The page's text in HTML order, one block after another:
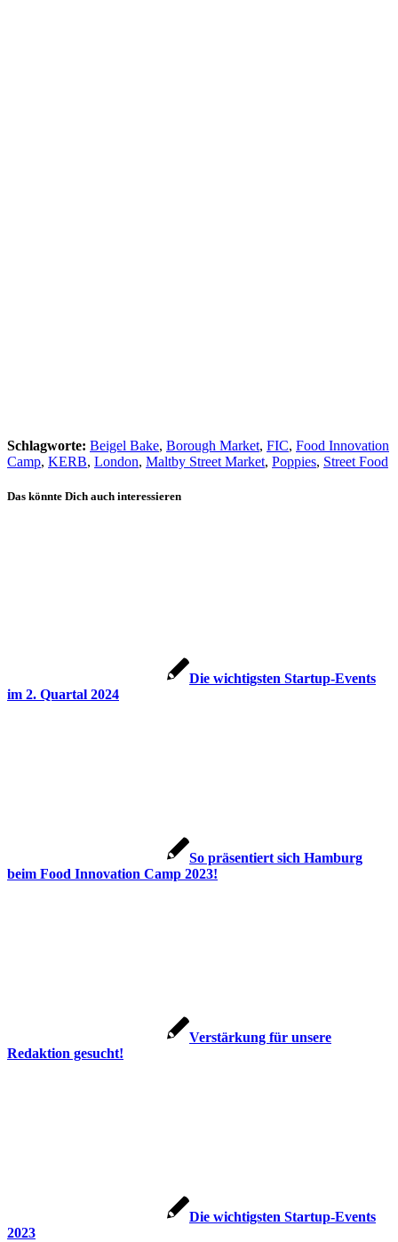
Schlagworte: Beigel Bake, Borough Market, FIC, Food Innovation
Camp, KERB, London, Maltby Street Market, Poppies, Street Food
Das könnte Dich auch interessieren
Die wichtigsten Startup-Events
im 2. Quartal 2024
So präsentiert sich Hamburg
beim Food Innovation Camp 2023!
Verstärkung für unsere
Redaktion gesucht!
Die wichtigsten Startup-Events
2023